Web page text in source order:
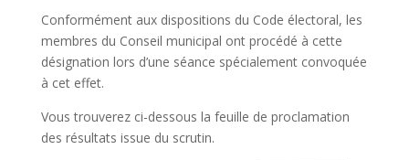
Conformément aux dispositions du Code électoral, les
membres du Conseil municipal ont procédé à cette
désignation lors d’une séance spécialement convoquée
à cet effet.
Vous trouverez ci-dessous la feuille de proclamation
des résultats issue du scrutin.